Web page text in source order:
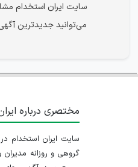
سایت ایران استخدام
می‌توانید جدیدترین
مختصری درباره
گروهی و روزانه